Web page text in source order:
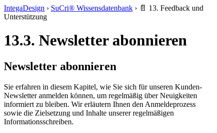
IntegaDesign › SuCri® Wissensdatenbank › 📄 13. Feedback und
Unterstützung
13.3. Newsletter abonnieren
Newsletter abonnieren
Sie erfahren in diesem Kapitel, wie Sie sich für unseren Kunden-
Newsletter anmelden können, um regelmäßig über Neuigkeiten
informiert zu bleiben. Wir erläutern Ihnen den Anmeldeprozess
sowie die Zielsetzung und Inhalte unserer regelmäßigen
Informationsschreiben.